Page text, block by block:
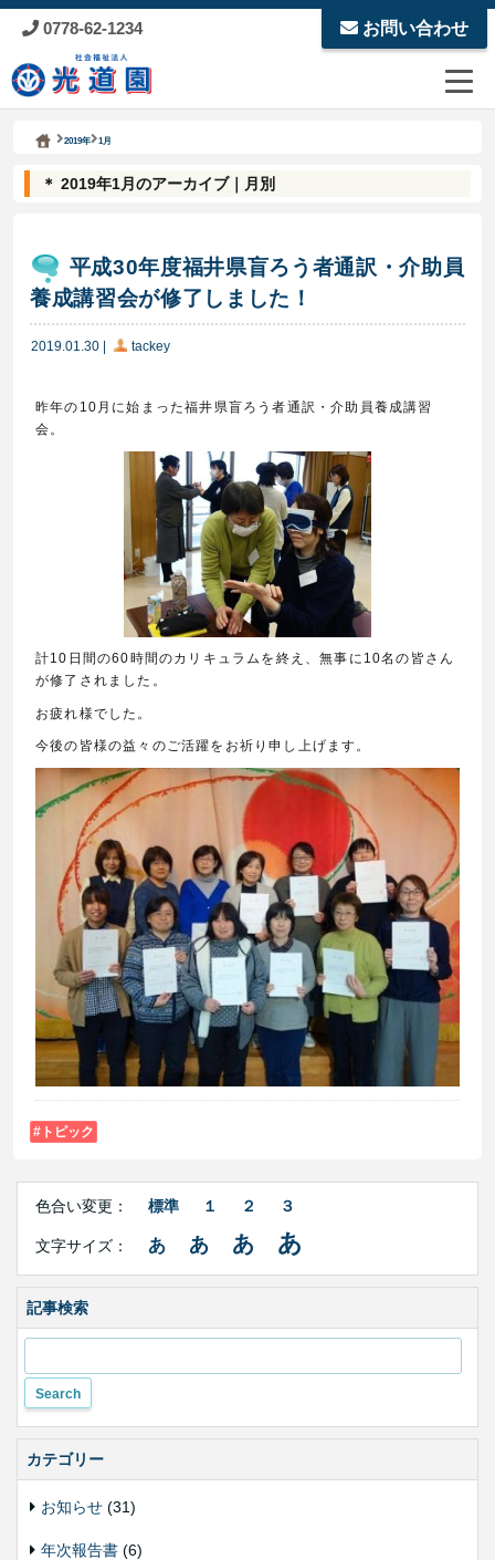
0778-62-1234 お問い合わせ
社会福祉法人 光道園
2019年 1月
＊ 2019年1月のアーカイブ｜月別
平成30年度福井県盲ろう者通訳・介助員
養成講習会が修了しました！
2019.01.30 tackey
昨年の10月に始まった福井県盲ろう者通訳・介助員養成講習
会。
計10日間の60時間のカリキュラムを終え、無事に10名の皆さん
が修了されました。
お疲れ様でした。
今後の皆様の益々のご活躍をお祈り申し上げます。
トピック
Right
Contents
合
変
色合い変更： 標準 １ ２ ３
文字サイズ： あ あ あ あ
記事検索
カテゴリー
お知らせ (31)
年次報告書 (6)